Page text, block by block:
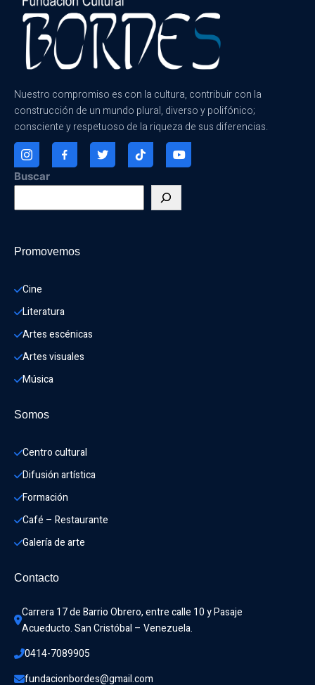
Nuestro compromiso es con la cultura, contribuir con la
construcción de un mundo plural, diverso y polifónico;
consciente y respetuoso de la riqueza de sus diferencias.
Buscar
Promovemos
Cine
Literatura
Artes escénicas
Artes visuales
Música
Somos
Centro cultural
Difusión artística
Formación
Café – Restaurante
Galería de arte
Contacto
Carrera 17 de Barrio Obrero, entre calle 10 y Pasaje
Acueducto. San Cristóbal – Venezuela.
0414-7089905
fundacionbordes@gmail.com